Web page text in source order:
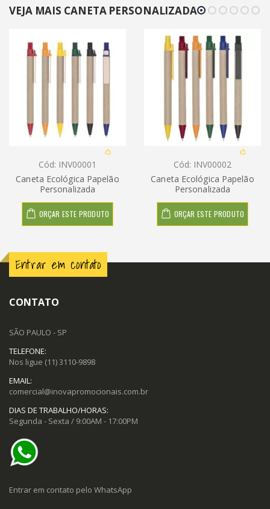
VEJA MAIS CANETA PERSONALIZADA
Cód: INV00001
Caneta Ecológica Papelão
Personalizada
ORÇAR ESTE PRODUTO
Cód: INV00002
Caneta Ecológica Papelão
Personalizada
ORÇAR ESTE PRODUTO
Entrar em contato
CONTATO
SÃO PAULO - SP
TELEFONE:
Nos ligue (11) 3110-9898
EMAIL:
comercial@inovapromocionais.com.br
DIAS DE TRABALHO/HORAS:
Segunda - Sexta / 9:00AM - 17:00PM
Entrar em contato pelo WhatsApp